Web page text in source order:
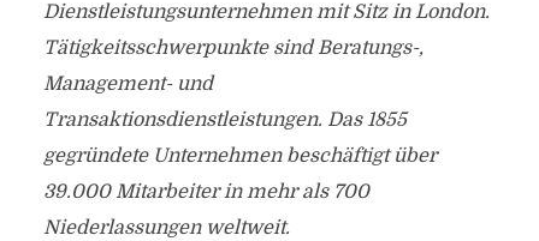
Dienstleistungsunternehmen mit Sitz in London.
Tätigkeitsschwerpunkte sind Beratungs-,
Management- und
Transaktionsdienstleistungen. Das 1855
gegründete Unternehmen beschäftigt über
39.000 Mitarbeiter in mehr als 700
Niederlassungen weltweit.